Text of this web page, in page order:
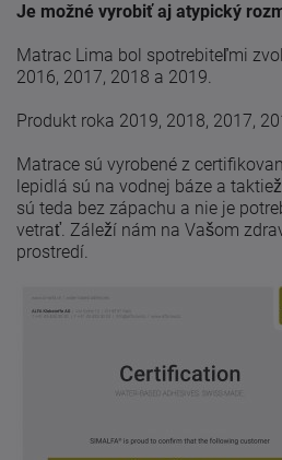
Je možné vyrobiť aj atypický
Matrac Lima bol spotrebiteľmi
2016, 2017, 2018 a 2019.
Produkt roka 2019, 2018, 2017,
Matrace sú vyrobené z
lepidlá sú na vodnej báze a
sú teda bez zápachu a nie je
vetrať. Záleží nám na Vašom
prostredí.